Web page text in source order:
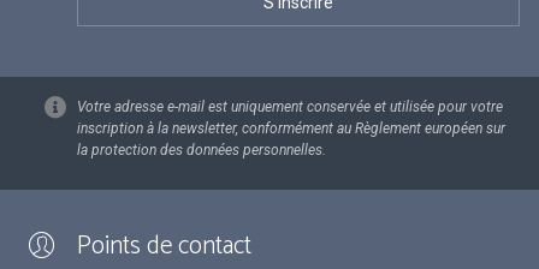
Votre adresse e-mail est uniquement conservée et utilisée pour votre
inscription à la newsletter, conformément au Règlement européen sur
la protection des données personnelles.
Points de contact